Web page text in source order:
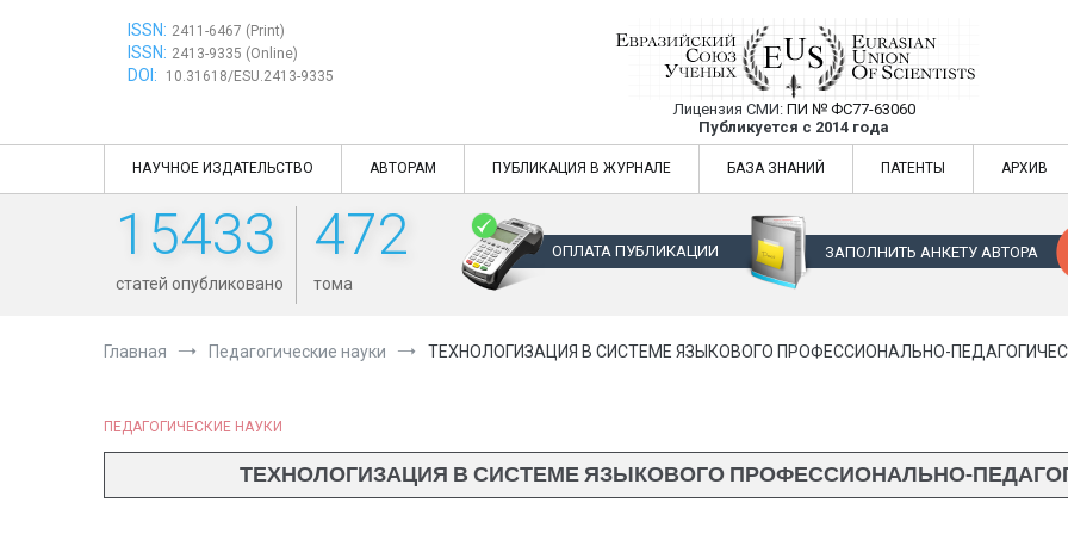
ISSN: 2411-6467 (Print)
ISSN: 2413-9335 (Online)
DOI: 10.31618/ESU.2413-9335
Евразийский Союз Ученых —
Лицензия СМИ: ПИ № ФС77-63060
Публикуется с 2014 года
Евразийский Союз Ученых — публикация научных статей в
НАУЧНОЕ ИЗДАТЕЛЬСТВО АВТОРАМ ПУБЛИКАЦИЯ В ЖУРНАЛЕ БАЗА ЗНАНИЙ ПАТЕНТЫ АРХИВ
15433
статей опубликовано
472
тома
ОПЛАТА ПУБЛИКАЦИИ ЗАПОЛНИТЬ АНКЕТУ АВТОРА
Главная Педагогические науки ТЕХНОЛОГИЗАЦИЯ В СИСТЕМЕ ЯЗЫКОВОГО ПРОФЕССИОНАЛЬНО-
ПЕДАГОГИЧЕСКИЕ НАУКИ
ТЕХНОЛОГИЗАЦИЯ В СИСТЕМЕ ЯЗЫКОВОГО ПРОФЕССИОНАЛЬНО-